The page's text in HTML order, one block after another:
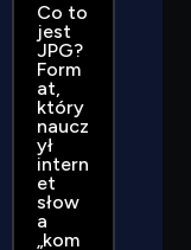
Co to
jest
JPG?
Form
at,
który
naucz
ył
intern
et
słow
a
„kom